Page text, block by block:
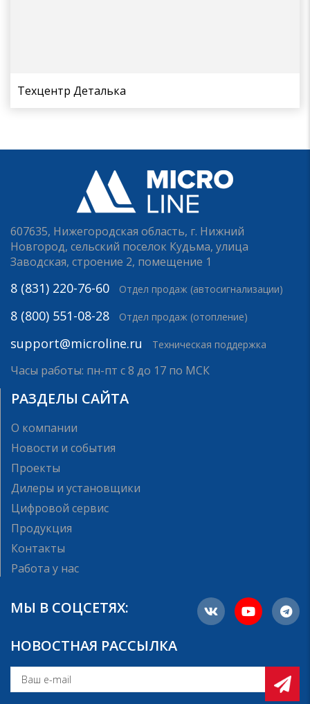
Техцентр Деталька
607635, Нижегородская область, г. Нижний
Новгород, сельский поселок Кудьма, улица
Заводская, строение 2, помещение 1
8 (831) 220-76-60 Отдел продаж (автосигнализации)
8 (800) 551-08-28 Отдел продаж (отопление)
support@microline.ru Техническая поддержка
Часы работы: пн-пт с 8 до 17 по МСК
РАЗДЕЛЫ САЙТА
О компании
Новости и события
Проекты
Дилеры и установщики
Цифровой сервис
Продукция
Контакты
Работа у нас
МЫ В СОЦСЕТЯХ:
НОВОСТНАЯ РАССЫЛКА